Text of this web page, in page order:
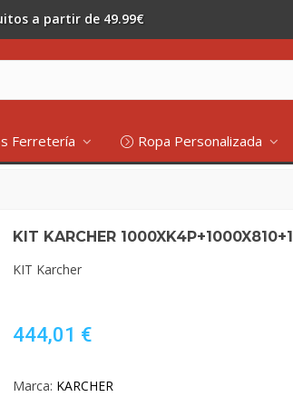
a partir de 49.99€
Ferretería Ropa Personalizada
KIT KARCHER
KIT Karcher
444,01 €
Marca: KARCHER